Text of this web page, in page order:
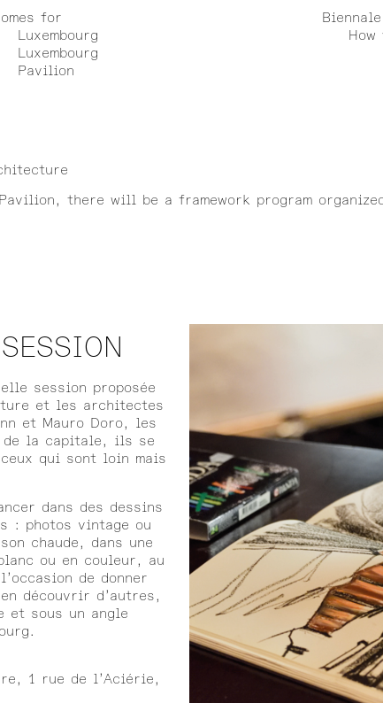
for
Luxembourg
Luxembourg
Pavilion
there will be a framework program
session proposée
et les architectes
et Mauro Doro, les
de la capitale, ils se
qui sont loin mais
dans des dessins
: photos vintage ou
chaude, dans une
ou en couleur, au
de donner
découvrir d’autres,
et sous un angle
1 rue de l’Aciérie,